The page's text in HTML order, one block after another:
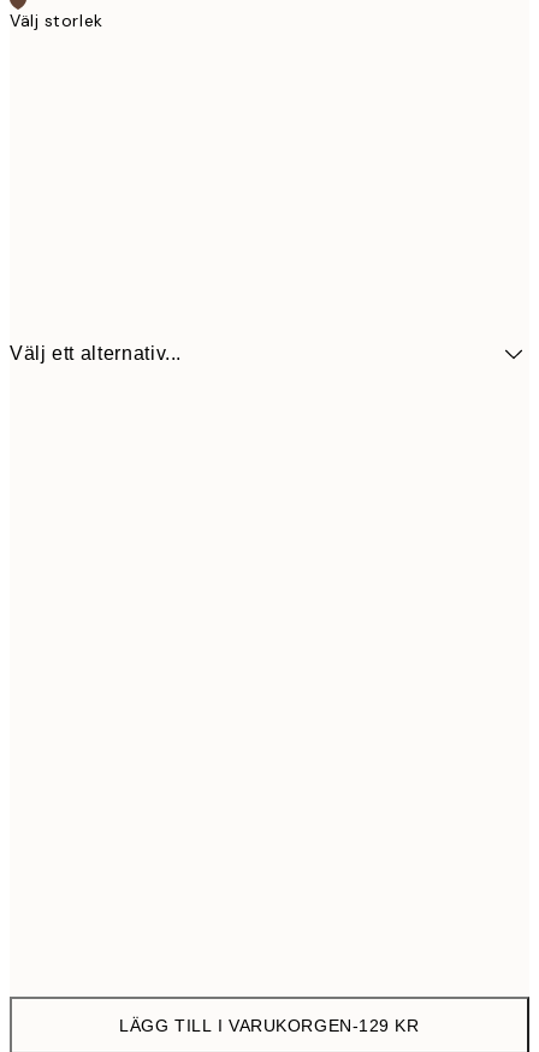
Välj storlek
Välj ett alternativ...
LÄGG TILL I VARUKORGEN-129 KR